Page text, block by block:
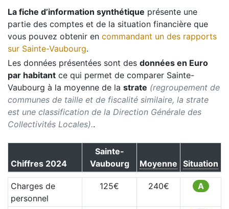
La fiche d’information synthétique présente une
partie des comptes et de la situation financière que
vous pouvez obtenir en commandant un des rapports
sur Sainte-Vaubourg.
Les données présentées sont des données en Euro
par habitant ce qui permet de comparer Sainte-
Vaubourg à la moyenne de la strate (regroupement de
communes de taille et de fiscalité similaire, la strate
est une classification de la Direction Générale des
Collectivités Locales)..
Chiffres 2024
Sainte-
Vaubourg
Moyenne Situation
Charges de
personnel
125€ 240€ A